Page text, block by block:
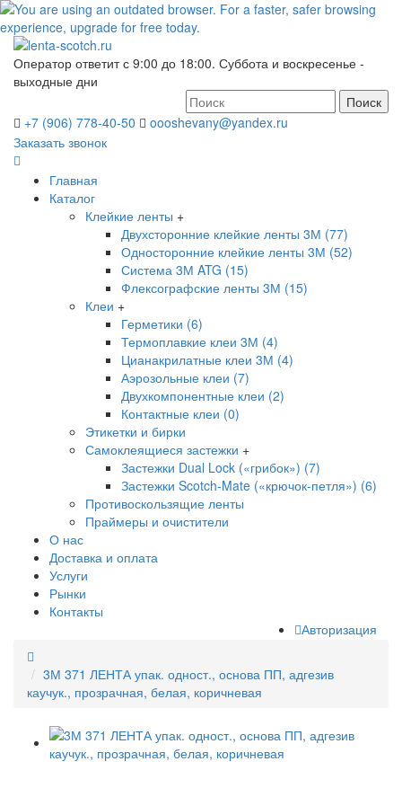
Оператор ответит с 9:00 до 18:00. Суббота и воскресенье -
выходные дни
Поиск
+7 (906) 778-40-50
oooshevany@yandex.ru
Заказать звонок
Главная
Каталог
Клейкие ленты +
Двухсторонние клейкие ленты 3М (77)
Односторонние клейкие ленты 3М (52)
Система 3М ATG (15)
Флексографские ленты 3М (15)
Клеи +
Герметики (6)
Термоплавкие клеи 3М (4)
Цианакрилатные клеи 3М (4)
Аэрозольные клеи (7)
Двухкомпонентные клеи (2)
Контактные клеи (0)
Этикетки и бирки
Самоклеящиеся застежки +
Застежки Dual Lock («грибок») (7)
Застежки Scotch-Mate («крючок-петля») (6)
Противоскользящие ленты
Праймеры и очистители
О нас
Доставка и оплата
Услуги
Рынки
Контакты
Авторизация
3М 371 ЛЕНТА упак. одност., основа ПП, адгезив
каучук., прозрачная, белая, коричневая